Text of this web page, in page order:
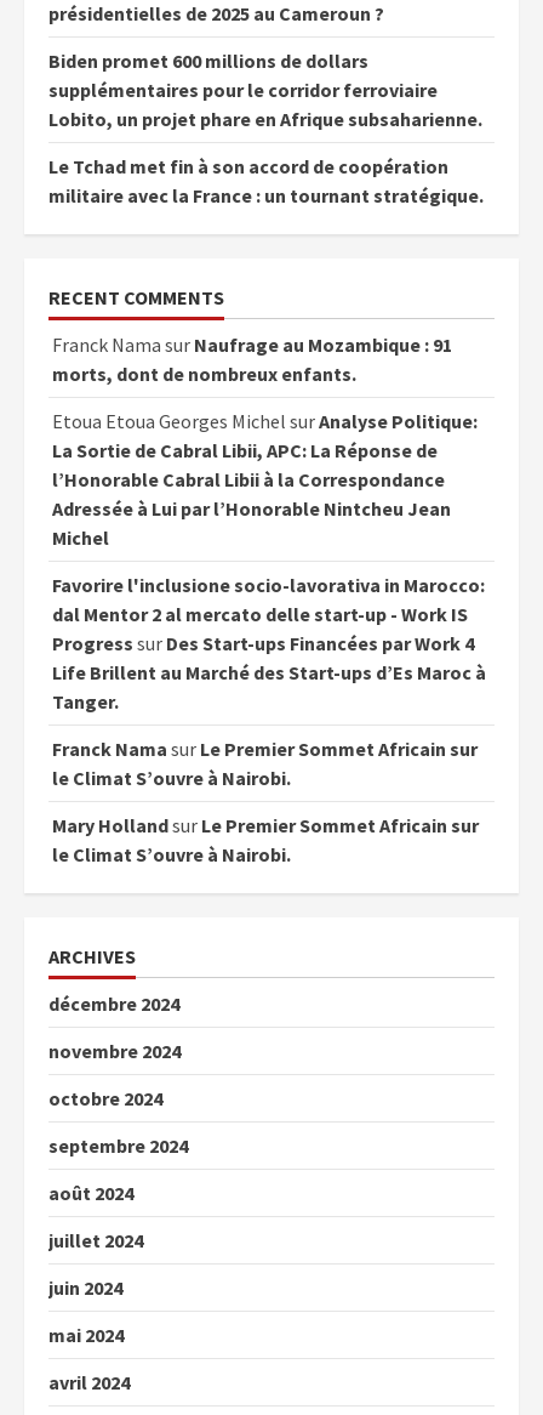
présidentielles de 2025 au Cameroun ?
Biden promet 600 millions de dollars
supplémentaires pour le corridor ferroviaire
Lobito, un projet phare en Afrique subsaharienne.
Le Tchad met fin à son accord de coopération
militaire avec la France : un tournant stratégique.
RECENT COMMENTS
Franck Nama sur Naufrage au Mozambique : 91
morts, dont de nombreux enfants.
Etoua Etoua Georges Michel surAnalyse Politique:
La Sortie de Cabral Libii, APC: La Réponse de
l’Honorable Cabral Libii à la Correspondance
Adressée à Lui par l’Honorable Nintcheu Jean
Michel
Favorire l'inclusione socio-lavorativa in Marocco:
dal Mentor 2 al mercato delle start-up - Work IS
Progress sur Des Start-ups Financées par Work 4
Life Brillent au Marché des Start-ups d’Es Maroc à
Tanger.
Franck Nama sur Le Premier Sommet Africain sur
le Climat S’ouvre à Nairobi.
Mary Hollandsur Le Premier Sommet Africain sur
le Climat S’ouvre à Nairobi.
ARCHIVES
décembre 2024
novembre 2024
octobre 2024
septembre 2024
août 2024
juillet 2024
juin 2024
mai 2024
avril 2024